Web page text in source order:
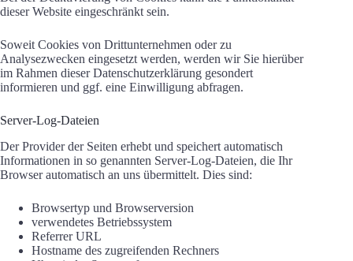
dieser Website eingeschränkt sein.
Soweit Cookies von Drittunternehmen oder zu
Analysezwecken eingesetzt werden, werden wir Sie hierüber
im Rahmen dieser Datenschutzerklärung gesondert
informieren und ggf. eine Einwilligung abfragen.
Server-Log-Dateien
Der Provider der Seiten erhebt und speichert automatisch
Informationen in so genannten Server-Log-Dateien, die Ihr
Browser automatisch an uns übermittelt. Dies sind:
Browsertyp und Browserversion
verwendetes Betriebssystem
Referrer URL
Hostname des zugreifenden Rechners